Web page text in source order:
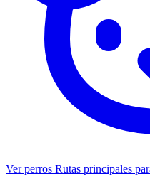
Ver perros Rutas principales